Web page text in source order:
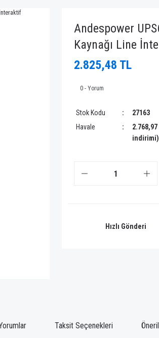
Andespower
Kaynağı Line
2.825,48 TL
0 - Yorum
Stok Kodu 27163
Havale
indirimi)
Hızlı Gönderi
Taksit Seçenekleri